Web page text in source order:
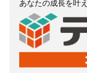
あなたの成長を叶